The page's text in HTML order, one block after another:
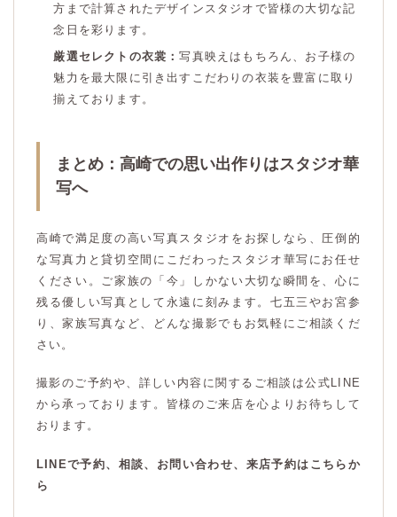
方まで計算されたデザインスタジオで皆様の大切な記
念日を彩ります。
厳選セレクトの衣裳：写真映えはもちろん、お子様の
魅力を最大限に引き出すこだわりの衣装を豊富に取り
揃えております。
まとめ：高崎での思い出作りはスタジオ華
写へ
高崎で満足度の高い写真スタジオをお探しなら、圧倒的
な写真力と貸切空間にこだわったスタジオ華写にお任せ
ください。ご家族の「今」しかない大切な瞬間を、心に
残る優しい写真として永遠に刻みます。七五三やお宮参
り、家族写真など、どんな撮影でもお気軽にご相談くだ
さい。
撮影のご予約や、詳しい内容に関するご相談は公式LINE
から承っております。皆様のご来店を心よりお待ちして
おります。
LINEで予約、相談、お問い合わせ、来店予約はこちらか
ら